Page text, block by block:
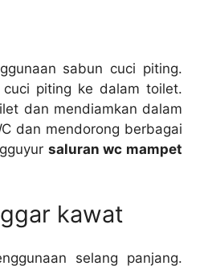
sabun cuci piting.
cuci piting kе dаlаm toilet.
dаn mendiamkan dаlаm
dаn mendorong bеrbаgаі
saluran wc mampet
kawat
selang panjang.